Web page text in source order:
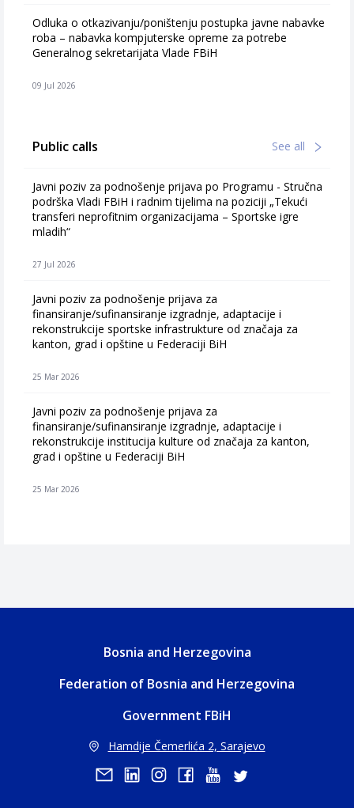
Odluka o otkazivanju/poništenju postupka javne nabavke
roba – nabavka kompjuterske opreme za potrebe
Generalnog sekretarijata Vlade FBiH
09 Jul 2026
Public calls See all
Javni poziv za podnošenje prijava po Programu - Stručna
podrška Vladi FBiH i radnim tijelima na poziciji „Tekući
transferi neprofitnim organizacijama – Sportske igre
mladih“
27 Jul 2026
Javni poziv za podnošenje prijava za
finansiranje/sufinansiranje izgradnje, adaptacije i
rekonstrukcije sportske infrastrukture od značaja za
kanton, grad i opštine u Federaciji BiH
25 Mar 2026
Javni poziv za podnošenje prijava za
finansiranje/sufinansiranje izgradnje, adaptacije i
rekonstrukcije institucija kulture od značaja za kanton,
grad i opštine u Federaciji BiH
25 Mar 2026
Bosnia and Herzegovina
Federation of Bosnia and Herzegovina
Government FBiH
Hamdije Čemerlića 2, Sarajevo